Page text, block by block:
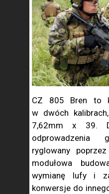
CZ 805 Bren to
w dwóch
7,62mm x 39.
odprowadzenia
ryglowany
modułowa
wymianę lufy i
konwersje do